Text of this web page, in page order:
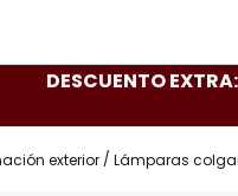
DESCUENTO
exterior Lámparas